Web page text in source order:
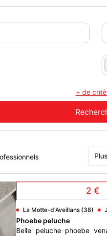
+ de
2 €
La Motte-d'Aveillans (38)
Phoebe peluche
Belle peluche phoebe